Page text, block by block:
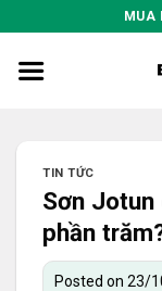
to
content
MUA
TIN TỨC
Sơn Jotun
phần
Posted on 23/